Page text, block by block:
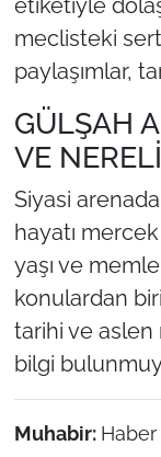
meclisteki
paylaşımlar,
GÜLŞAH
VE
Siyasi
hayatı mercek
yaşı ve
konulardan
tarihi ve
bilgi
Muhabir: